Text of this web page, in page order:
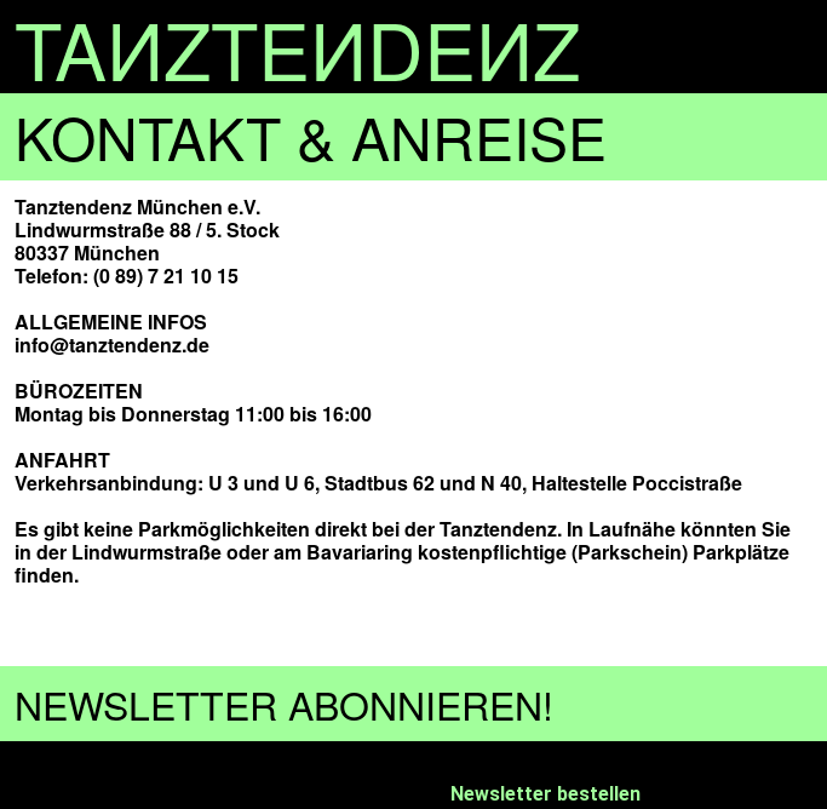
TANZTENDENZ
KONTAKT & ANREISE
Tanztendenz München e.V.
Lindwurmstraße 88 / 5. Stock
80337 München
Telefon: (0 89) 7 21 10 15
ALLGEMEINE INFOS
info@tanztendenz.de
BÜROZEITEN
Montag bis Donnerstag 11:00 bis 16:00
ANFAHRT
Verkehrsanbindung: U 3 und U 6, Stadtbus 62 und N 40, Haltestelle Poccistraße
Es gibt keine Parkmöglichkeiten direkt bei der Tanztendenz. In Laufnähe könnten Sie
in der Lindwurmstraße oder am Bavariaring kostenpflichtige (Parkschein) Parkplätze
finden.
NEWSLETTER ABONNIEREN!
Newsletter bestellen